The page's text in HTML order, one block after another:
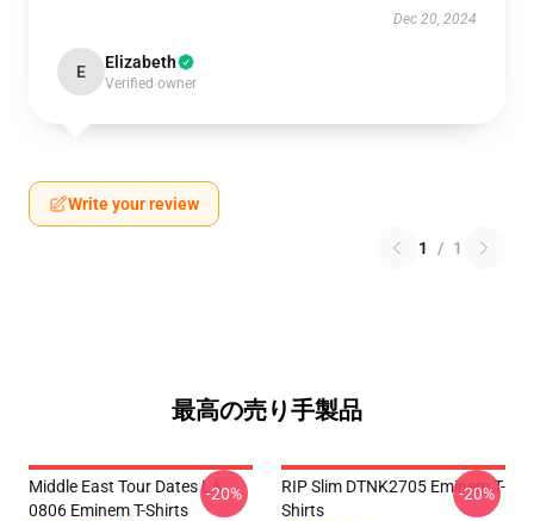
Dec 20, 2024
E Elizabeth
Verified owner
Write your review
1 / 1
最高の売り手製品
Middle East Tour Dates LA
0806 Eminem T-Shirts
-20%
RIP Slim DTNK2705 Eminem T-
Shirts
-20%